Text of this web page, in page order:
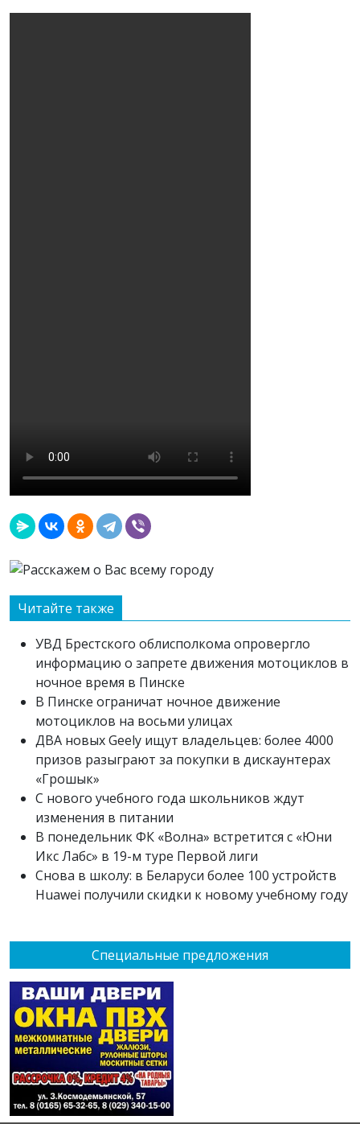
Специальные предложения
Читайте также
УВД Брестского облисполкома опровергло
информацию о запрете движения мотоциклов в
ночное время в Пинске
В Пинске ограничат ночное движение
мотоциклов на восьми улицах
ДВА новых Geely ищут владельцев: более 4000
призов разыграют за покупки в дискаунтерах
«Грошык»
С нового учебного года школьников ждут
изменения в питании
В понедельник ФК «Волна» встретится с «Юни
Икс Лабс» в 19-м туре Первой лиги
Снова в школу: в Беларуси более 100 устройств
Huawei получили скидки к новому учебному году